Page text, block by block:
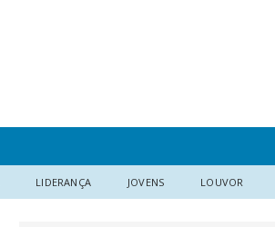
LIDERANÇA JOVENS LOUVOR